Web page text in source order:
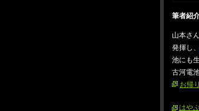
筆者紹
山本さ
発揮し、
池にも
古河電
お帰
はや